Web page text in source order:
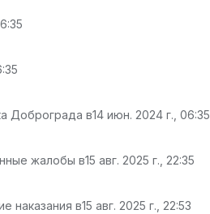
Доброграда в14 июн. 2024 г., 06:35
жалобы в15 авг. 2025 г., 22:35
наказания в15 авг. 2025 г., 22:53